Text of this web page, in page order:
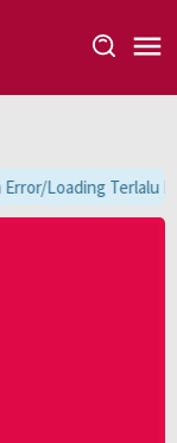
Loading Terlalu